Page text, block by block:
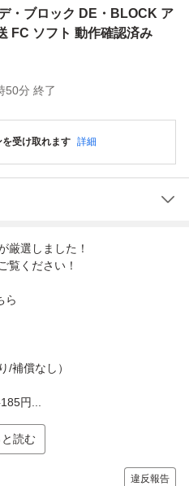
み
・ブロック DE・BLOCK ア
FC ソフト 動作確認済み
50分 終了
受け取れます 詳細
厳選しました！
覧ください！
ら
/補償なし）
円...
と読む
違反報告